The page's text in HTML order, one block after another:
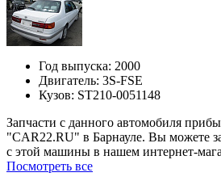
Год выпуска: 2000
Двигатель: 3S-FSE
Кузов: ST210-0051148
Запчасти с данного автомобиля
"CAR22.RU" в Барнауле. Вы можете
с этой машины в нашем интернет-
Посмотреть все